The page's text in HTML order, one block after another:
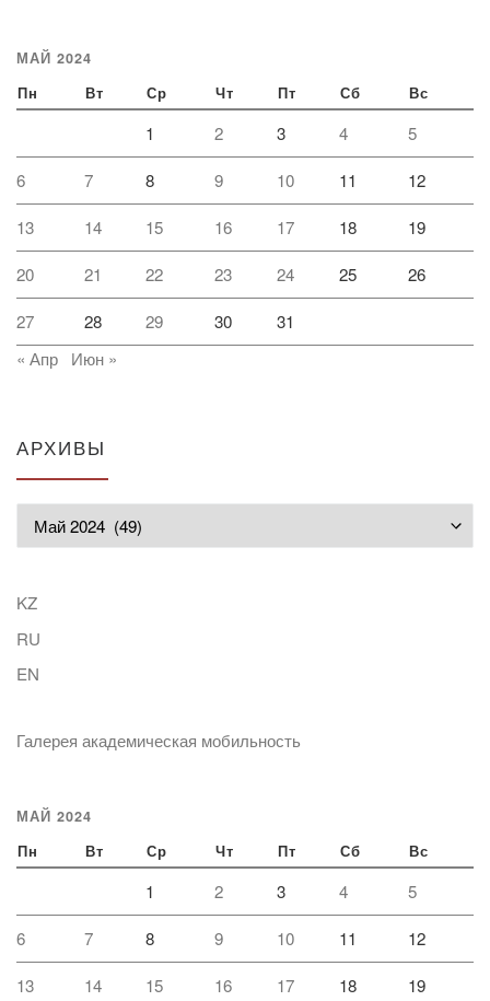
МАЙ 2024
Пн Вт Ср Чт Пт Сб Вс
1 2 3 4 5
6 7 8 9 10 11 12
13 14 15 16 17 18 19
20 21 22 23 24 25 26
27 28 29 30
31
« Апр
Июн »
АРХИВЫ
KZ
RU
EN
Галерея академическая мобильность
МАЙ 2024
Пн Вт Ср Чт Пт Сб Вс
1 2 3 4 5
6 7 8 9 10 11 12
13 14 15 16 17 18 19